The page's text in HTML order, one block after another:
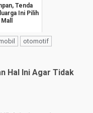
Tenda
Ini Pilih
otomotif
Hal Ini Agar Tidak